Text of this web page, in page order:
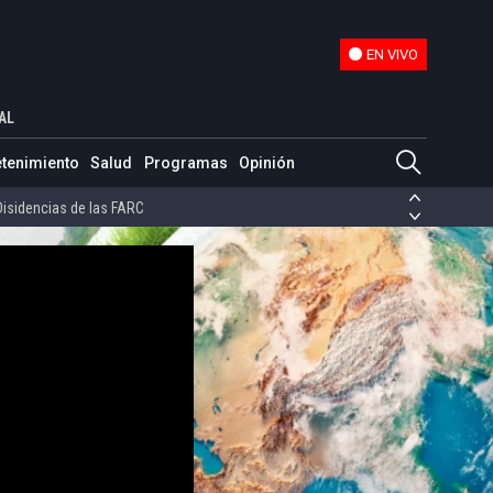
EN VIVO
Salud Programas Opinión
de las FARC
Venezuela Nicolás Maduro
de las FARC